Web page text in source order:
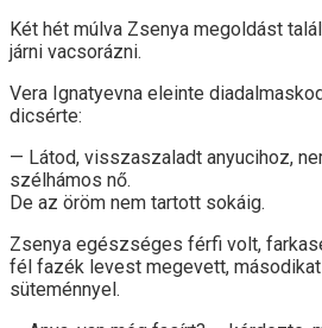
Két hét múlva Zsenya megoldást
járni vacsorázni.
Vera Ignatyevna eleinte
dicsérte:
— Látod, visszaszaladt anyucihoz,
szélhámos nő.
De az öröm nem tartott sokáig.
Zsenya egészséges férfi volt,
fél fazék levest megevett,
süteménnyel.